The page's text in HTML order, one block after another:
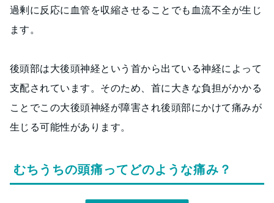
過剰に反応に血管を収縮させることでも血流不全が生じ
ます。
後頭部は大後頭神経という首から出ている神経によって
支配されています。そのため、首に大きな負担がかかる
ことでこの大後頭神経が障害され後頭部にかけて痛みが
生じる可能性があります。
むちうちの頭痛ってどのような痛み？